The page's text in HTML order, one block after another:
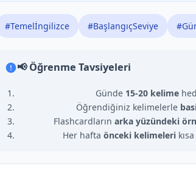
#Temelİngilizce #BaşlangıçSeviye
📢 Öğrenme Tavsiyeleri
Günde 15-20 kelime
Öğrendiğiniz kelimelerle
Flashcardların arka yüzündeki
Her hafta önceki kelimeleri